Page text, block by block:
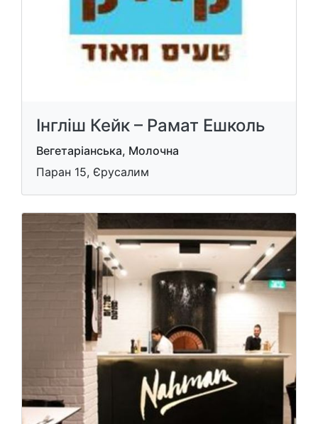
Інгліш Кейк – Рамат Ешколь
Вегетаріанська, Молочна
Паран 15, Єрусалим